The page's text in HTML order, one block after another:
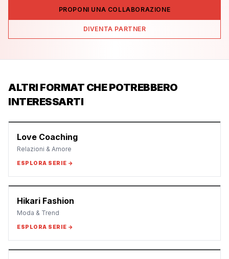
PROPONI UNA COLLABORAZIONE
DIVENTA PARTNER
ALTRI FORMAT CHE POTREBBERO
INTERESSARTI
Love Coaching
Relazioni & Amore
ESPLORA SERIE →
Hikari Fashion
Moda & Trend
ESPLORA SERIE →